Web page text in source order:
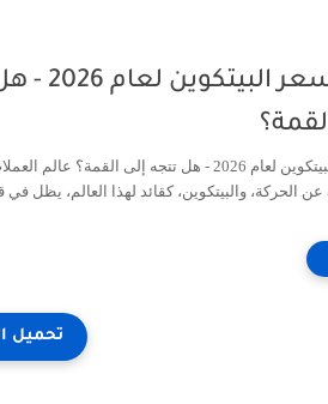
توقعات سعر البيتكوين
توقعات سعر البيتكوين لعام 2026 - هل تتجه إلى القمة؟ عالم
عن الحركة، والبيتكوين، كقائد لهذا العالم، يظل في